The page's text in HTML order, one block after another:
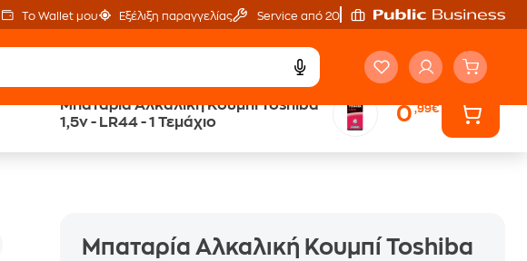
Το Wallet μου Εξέλιξη παραγγελίας Service από 20'
Μπαταρία Αλκαλική Κουμπί Toshiba
1,5v - LR44 - 1 Τεμάχιο
0,99€
eGift Card Άτοκες Δόσεις
Μπαταρία Αλκαλική Κουμπί Toshiba